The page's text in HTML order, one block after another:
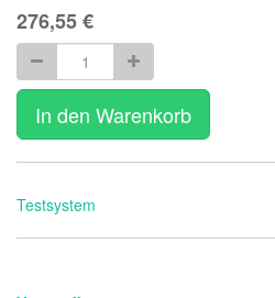
276,55€
In den Warenkorb
Testsystem